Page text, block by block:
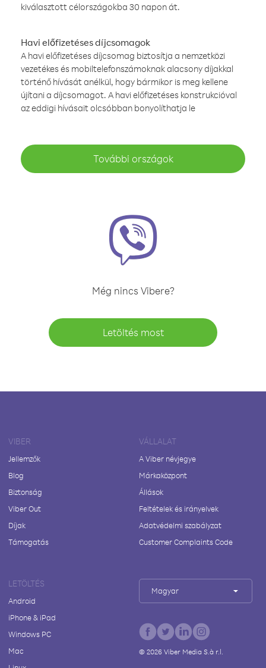
kiválasztott célországokba 30 napon át.
Havi előfizetéses díjcsomagok
A havi előfizetéses díjcsomag biztosítja a nemzetközi
vezetékes és mobiltelefonszámoknak alacsony díjakkal
történő hívását anélkül, hogy bármikor is meg kellene
újítani a díjcsomagot. A havi előfizetéses konstrukcióval
az eddigi hívásait olcsóbban bonyolíthatja le
További országok
Még nincs Vibere?
Letöltés most
VIBER
Jellemzők
Blog
Biztonság
Viber Out
Díjak
Támogatás
VÁLLALAT
A Viber névjegye
Márkaközpont
Állások
Feltételek és irányelvek
Adatvédelmi szabályzat
Customer Complaints Code
LETÖLTÉS
Android
iPhone & iPad
Windows PC
Mac
Magyar
© 2026Viber Media S.à r.l.